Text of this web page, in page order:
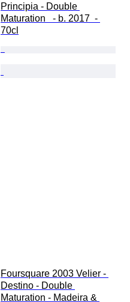
Principia - Double
Maturation   - b. 2017  -
70cl
Foursquare 2003 Velier -
Destino - Double
Maturation - Madeira &